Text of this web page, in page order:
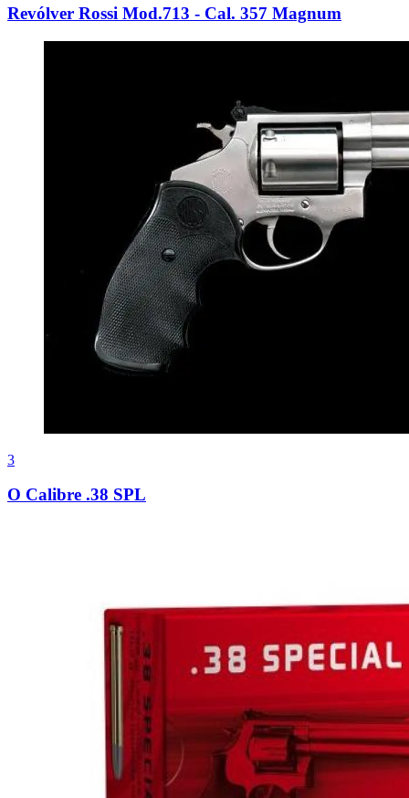
Revólver Rossi Mod.713 - Cal. 357 Magnum
3
O Calibre .38 SPL